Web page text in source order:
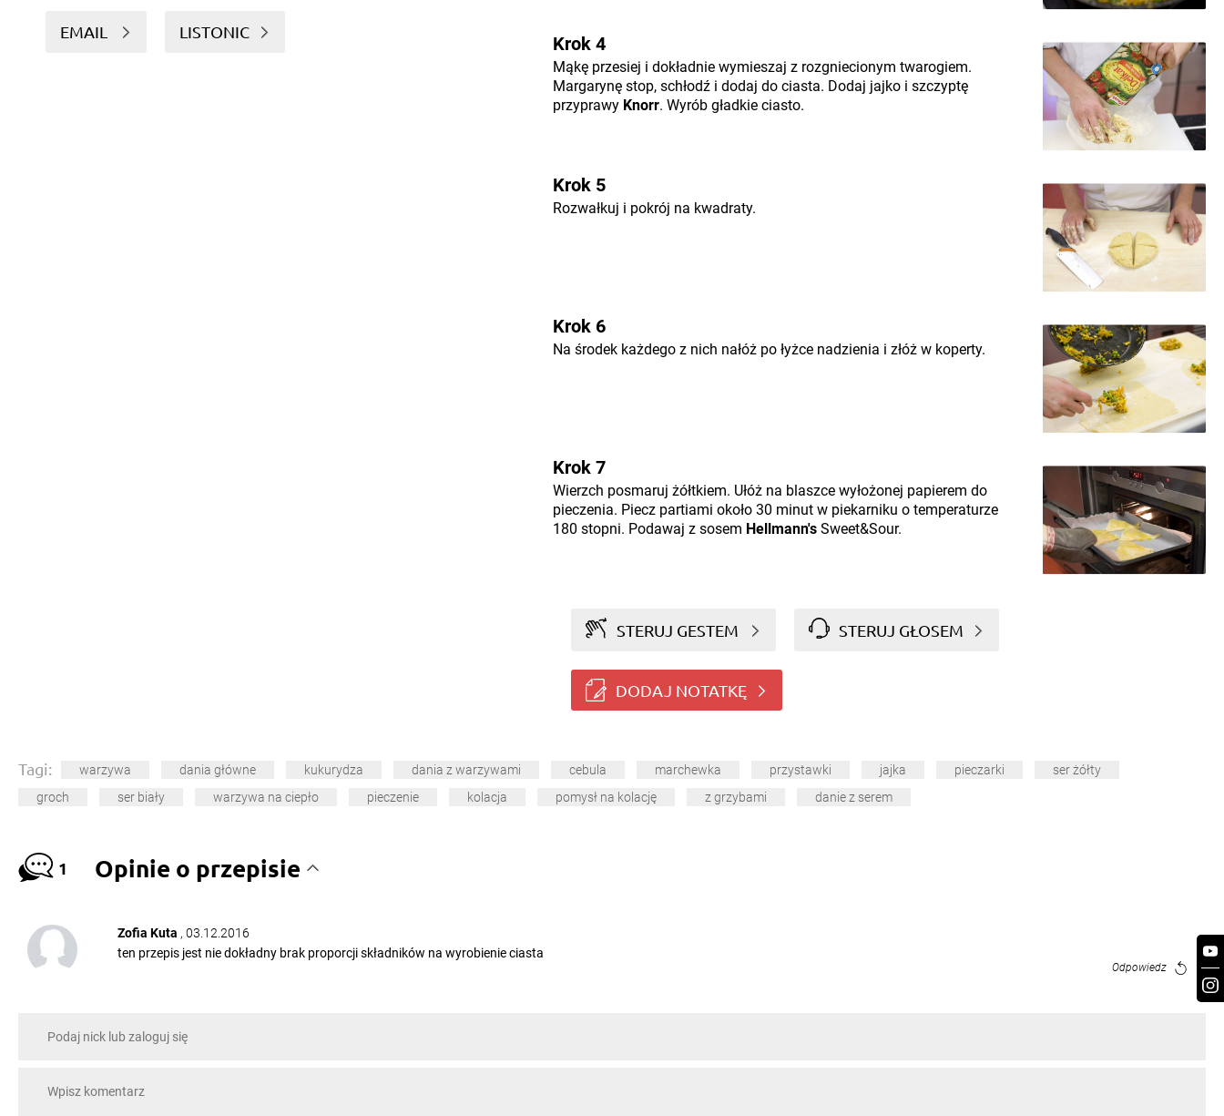
EMAIL LISTONIC
Krok 4
Mąkę przesiej i dokładnie wymieszaj z rozgniecionym twarogiem.
Margarynę stop, schłodź i dodaj do ciasta. Dodaj jajko i szczyptę
przyprawy Knorr. Wyrób gładkie ciasto.
Krok 5
Rozwałkuj i pokrój na kwadraty.
Krok 6
Na środek każdego z nich nałóż po łyżce nadzienia i złóż w koperty.
Krok 7
Wierzch posmaruj żółtkiem. Ułóż na blaszce wyłożonej papierem do
pieczenia. Piecz partiami około 30 minut w piekarniku o temperaturze
180 stopni. Podawaj z sosem Hellmann'sSweet&Sour.
STERUJ GESTEM STERUJ GŁOSEM
DODAJ NOTATKĘ
Tagi: warzywa dania główne kukurydza dania z warzywami cebula marchewka przystawki jajka pieczarki
ser żółty
groch
ser biały warzywa na ciepło pieczenie kolacja pomysł na kolację z grzybami danie z serem
1 Opinie o przepisie
Zofia Kuta , 03.12.2016
ten przepis jest nie dokładny brak proporcji składników na wyrobienie ciasta
Odpowiedz